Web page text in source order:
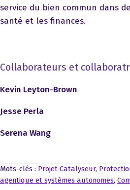
service du bien commun dans
santé et les finances.
Collaborateurs et
Kevin Leyton-Brown
Jesse Perla
Serena Wang
Mots-clés : Projet Catalyseur,
agentique et systèmes autonomes,